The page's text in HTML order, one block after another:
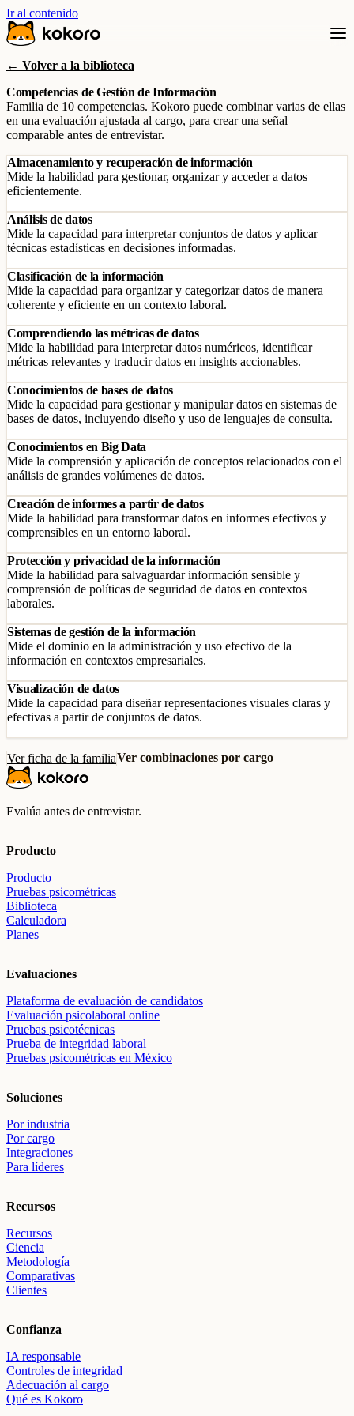
Ir al contenido
← Volver a la biblioteca
Competencias de Gestión de Información
Familia de 10 competencias. Kokoro puede combinar varias de ellas
en una evaluación ajustada al cargo, para crear una señal
comparable antes de entrevistar.
Almacenamiento y recuperación de información
Mide la habilidad para gestionar, organizar y acceder a datos
eficientemente.
Análisis de datos
Mide la capacidad para interpretar conjuntos de datos y aplicar
técnicas estadísticas en decisiones informadas.
Clasificación de la información
Mide la capacidad para organizar y categorizar datos de manera
coherente y eficiente en un contexto laboral.
Comprendiendo las métricas de datos
Mide la habilidad para interpretar datos numéricos, identificar
métricas relevantes y traducir datos en insights accionables.
Conocimientos de bases de datos
Mide la capacidad para gestionar y manipular datos en sistemas de
bases de datos, incluyendo diseño y uso de lenguajes de consulta.
Conocimientos en Big Data
Mide la comprensión y aplicación de conceptos relacionados con el
análisis de grandes volúmenes de datos.
Creación de informes a partir de datos
Mide la habilidad para transformar datos en informes efectivos y
comprensibles en un entorno laboral.
Protección y privacidad de la información
Mide la habilidad para salvaguardar información sensible y
comprensión de políticas de seguridad de datos en contextos
laborales.
Sistemas de gestión de la información
Mide el dominio en la administración y uso efectivo de la
información en contextos empresariales.
Visualización de datos
Mide la capacidad para diseñar representaciones visuales claras y
efectivas a partir de conjuntos de datos.
Ver ficha de la familiaVer combinaciones por cargo
Evalúa antes de entrevistar.
Producto
Producto
Pruebas psicométricas
Biblioteca
Calculadora
Planes
Evaluaciones
Plataforma de evaluación de candidatos
Evaluación psicolaboral online
Pruebas psicotécnicas
Prueba de integridad laboral
Pruebas psicométricas en México
Soluciones
Por industria
Por cargo
Integraciones
Para líderes
Recursos
Recursos
Ciencia
Metodología
Comparativas
Clientes
Confianza
IA responsable
Controles de integridad
Adecuación al cargo
Qué es Kokoro